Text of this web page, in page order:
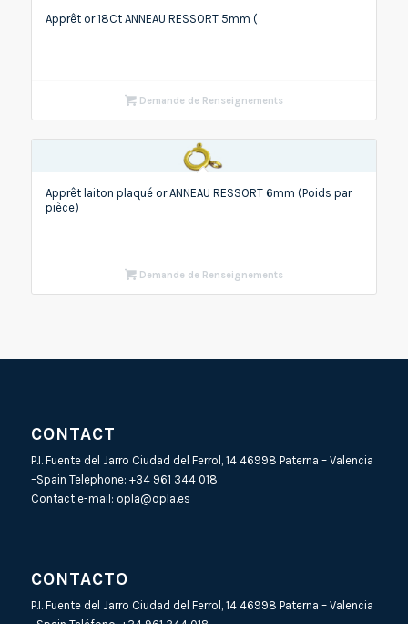
Apprêt or 18Ct ANNEAU RESSORT 5mm (
Demande de Renseignements
Apprêt laiton plaqué or ANNEAU RESSORT 6mm (Poids par
pièce)
Demande de Renseignements
CONTACT
P.I. Fuente del Jarro Ciudad del Ferrol, 14 46998 Paterna – Valencia
–Spain Telephone: +34 961 344 018
Contact e-mail: opla@opla.es
CONTACTO
P.I. Fuente del Jarro Ciudad del Ferrol, 14 46998 Paterna – Valencia